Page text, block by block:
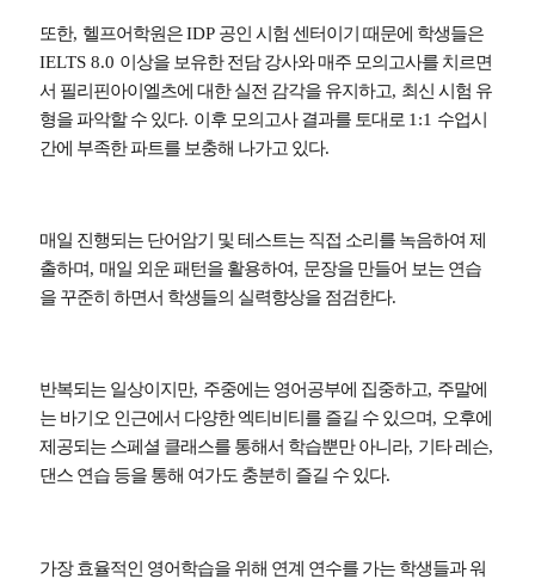
또한, 헬프어학원은IDP 공인 시험 센터이기 때문에 학생들은
IELTS 8.0 이상을 보유한 전담 강사와 매주 모의고사를 치르면
서 필리핀아이엘츠에 대한 실전 감각을 유지하고, 최신 시험 유
형을 파악할 수 있다. 이후 모의고사 결과를 토대로 1:1 수업시
간에 부족한 파트를 보충해 나가고 있다.
매일 진행되는 단어암기 및 테스트는 직접 소리를 녹음하여 제
출하며, 매일 외운 패턴을 활용하여, 문장을 만들어 보는 연습
을 꾸준히 하면서 학생들의 실력향상을 점검한다.
반복되는 일상이지만, 주중에는 영어공부에 집중하고, 주말에
는 바기오 인근에서 다양한 엑티비티를 즐길 수 있으며, 오후에
제공되는 스페셜 클래스를 통해서 학습뿐만 아니라, 기타 레슨,
댄스 연습 등을 통해 여가도 충분히 즐길 수 있다.
가장 효율적인 영어학습을 위해 연계 연수를 가는 학생들과 워